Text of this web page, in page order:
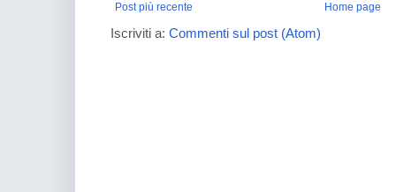
Post più recente Home page
Iscriviti a: Commenti sul post (Atom)